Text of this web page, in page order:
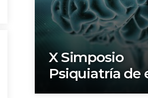
X Simposio
Psiquiatría de